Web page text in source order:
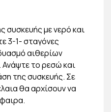
συσκευής με νερό και
3-1- σταγόνες
αιθερίων
Ανάψτε το ρεσώ και
της συσκευής. Σε
θα αρχίσουν να